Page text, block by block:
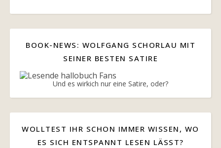
BOOK-NEWS: WOLFGANG SCHORLAU MIT
SEINER BESTEN SATIRE
Und es wirkich nur eine Satire, oder?
WOLLTEST IHR SCHON IMMER WISSEN, WO
ES SICH ENTSPANNT LESEN LÄSST?